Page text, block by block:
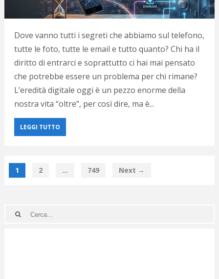
Dove vanno tutti i segreti che abbiamo sul telefono,
tutte le foto, tutte le email e tutto quanto? Chi ha il
diritto di entrarci e soprattutto ci hai mai pensato
che potrebbe essere un problema per chi rimane?
L’eredità digitale oggi è un pezzo enorme della
nostra vita “oltre”, per così dire, ma è...
LEGGI TUTTO
1 2 … 749 Next →